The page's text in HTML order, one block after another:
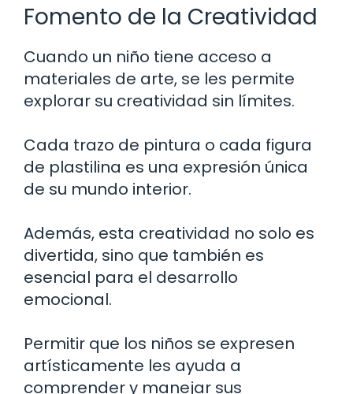
Fomento de la Creatividad
Cuando un niño tiene acceso a
materiales de arte, se les permite
explorar su creatividad sin límites.
Cada trazo de pintura o cada figura
de plastilina es una expresión única
de su mundo interior.
Además, esta creatividad no solo es
divertida, sino que también es
esencial para el desarrollo
emocional.
Permitir que los niños se expresen
artísticamente les ayuda a
comprender y manejar sus